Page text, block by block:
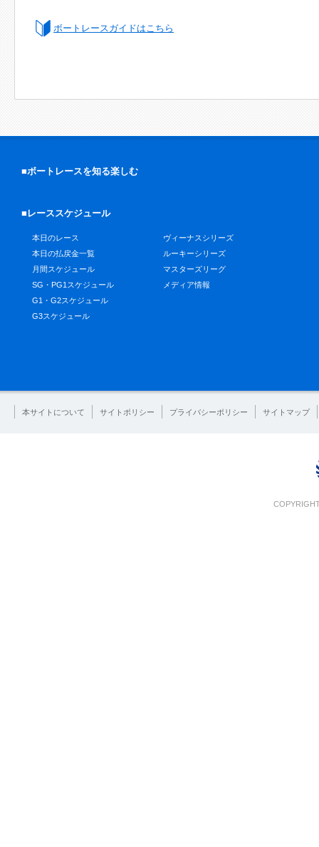
ボートレースガイドはこちら
■ボートレースを知る楽しむ
■レーススケジュール
本日のレース
本日の払戻金一覧
月間スケジュール
SG・PG1スケジュール
G1・G2スケジュール
G3スケジュール
ヴィーナスシリーズ
ルーキーシリーズ
マスターズリーグ
メディア情報
本サイトについて サイトポリシー プライバシーポリシー サイトマップ